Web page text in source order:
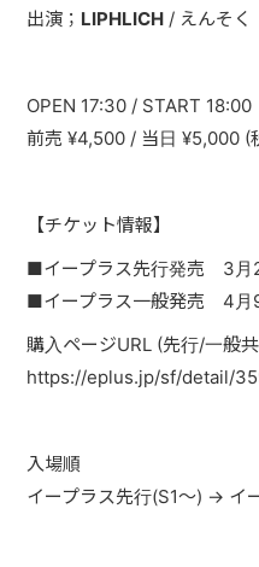
GOODS
CONTACT
出演； LIPHLICH / えんそく
OPEN 17:30 / START 18:00
前売 ¥4,500 / 当日 ¥5,000
【チケット情報】
■イープラス先行発売 3
■イープラス一般発売 4
購入ページURL (先行/一般
https://eplus.jp/sf/detail/
入場順
イープラス先行(S1〜) → イ